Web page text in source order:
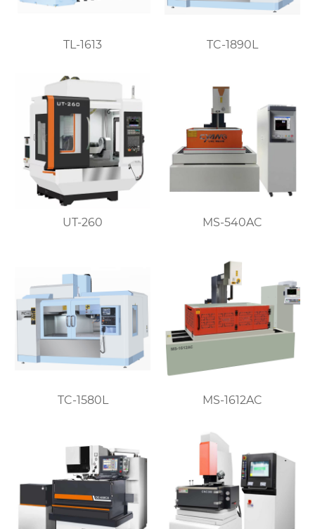
TL-1613 TC-1890L
UT-260 MS-540AC
TC-1580L MS-1612AC